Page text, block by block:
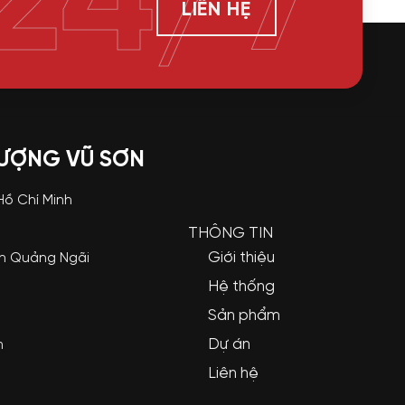
LIÊN HỆ
VŨ SƠN
Chí Minh
Quảng Ngãi
THÔNG TIN
Giới thiệu
Hệ thống
Sản phẩm
Dự án
Liên hệ